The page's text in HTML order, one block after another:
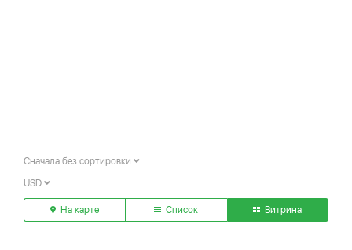
Сначала без сортировки
USD
На карте Список Витрина